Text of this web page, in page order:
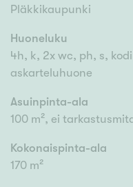
Pläkkikaupunki
Huoneluku
4h, k, 2x wc, ph, s,
askarteluhuone
Asuinpinta-ala
100 m², ei
Kokonaispinta-ala
170 m²